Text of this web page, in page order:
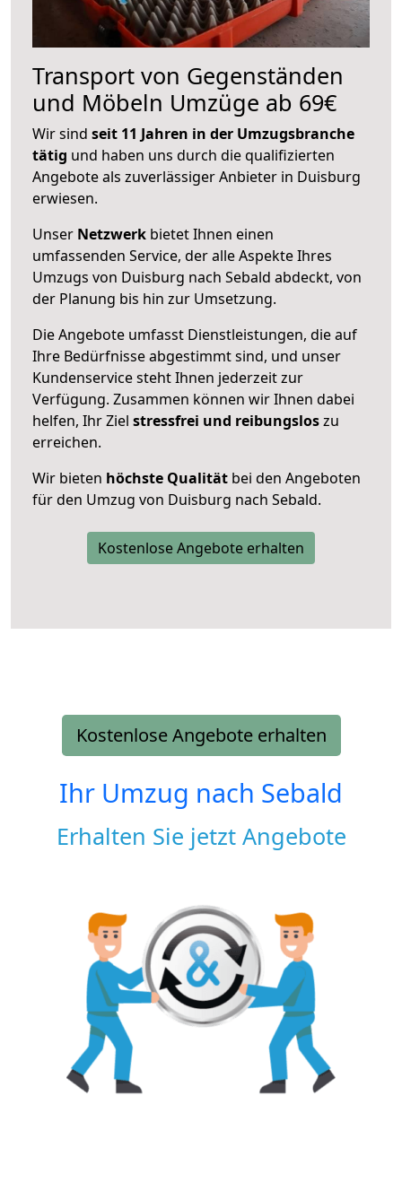
Transport von Gegenständen
und Möbeln Umzüge ab 69€
Wir sind seit 11 Jahren in der Umzugsbranche
tätig und haben uns durch die qualifizierten
Angebote als zuverlässiger Anbieter in Duisburg
erwiesen.
Unser Netzwerk bietet Ihnen einen
umfassenden Service, der alle Aspekte Ihres
Umzugs von Duisburg nach Sebald abdeckt, von
der Planung bis hin zur Umsetzung.
Die Angebote umfasst Dienstleistungen, die auf
Ihre Bedürfnisse abgestimmt sind, und unser
Kundenservice steht Ihnen jederzeit zur
Verfügung. Zusammen können wir Ihnen dabei
helfen, Ihr Ziel stressfrei und reibungsloszu
erreichen.
Wir bieten höchste Qualität bei den Angeboten
für den Umzug von Duisburg nach Sebald.
Kostenlose Angebote erhalten
Kostenlose Angebote erhalten
Ihr Umzug nach Sebald
Erhalten Sie jetzt Angebote